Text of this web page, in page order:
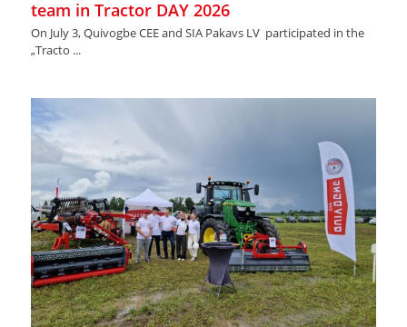
team in Tractor DAY 2026
On July 3, Quivogbe CEE and SIA Pakavs LV participated in the
„Tracto ...